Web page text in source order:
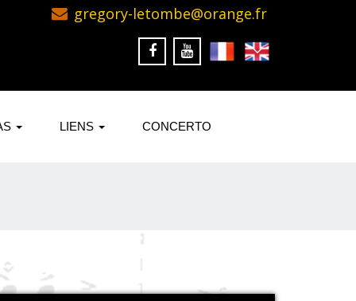
gregory-letombe@orange.fr
LIENS CONCERTO